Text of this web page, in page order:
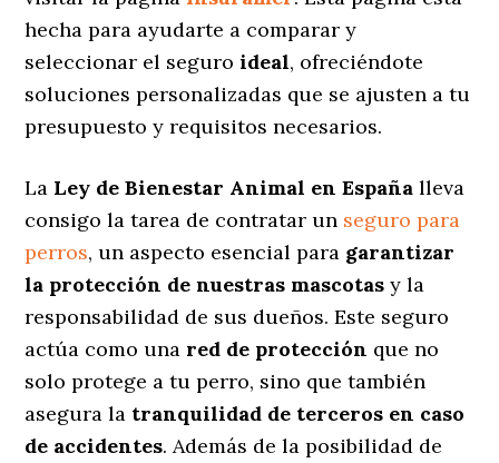
hecha para ayudarte a comparar y
seleccionar el seguroideal, ofreciéndote
soluciones personalizadas que se ajusten a tu
presupuesto y requisitos necesarios.
La Ley de Bienestar Animal en España lleva
consigo la tarea de contratar un seguro para
perros, un aspecto esencial para garantizar
la protección de nuestras mascotas y la
responsabilidad de sus dueños. Este seguro
actúa como una red de protección que no
solo protege a tu perro, sino que también
asegura la tranquilidad de terceros en caso
de accidentes. Además de la posibilidad de